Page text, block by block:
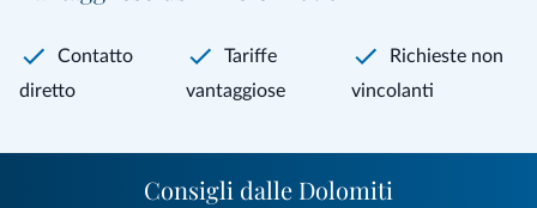
Contatto
diretto
Tariffe
vantaggiose
Richieste non
vincolanti
Consigli dalle Dolomiti